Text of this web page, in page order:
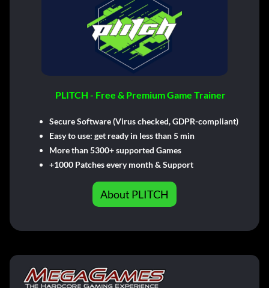
PLITCH - Free & Premium Game Trainer
Secure Software (Virus checked, GDPR-compliant)
Easy to use: get ready in less than 5 min
More than 5300+ supported Games
+1000 Patches every month & Support
About PLITCH